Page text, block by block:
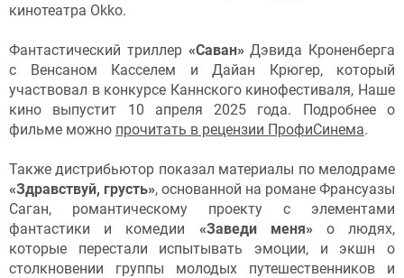
кинотеатра Okko.
Фантастический триллер «Саван» Дэвида Кроненберга
с Венсаном Касселем и Дайан Крюгер, который
участвовал в конкурсе Каннского кинофестиваля, Наше
кино выпустит 10 апреля 2025 года. Подробнее о
фильме можно прочитать в рецензии ПрофиСинема.
Также дистрибьютор показал материалы по мелодраме
«Здравствуй, грусть», основанной на романе Франсуазы
Саган, романтическому проекту с элементами
фантастики и комедии «Заведи меня» о людях,
которые перестали испытывать эмоции, и экшн о
столкновении группы молодых путешественников и